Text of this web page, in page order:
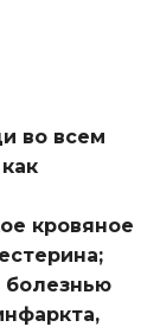
во всем
кровяное
болезнью